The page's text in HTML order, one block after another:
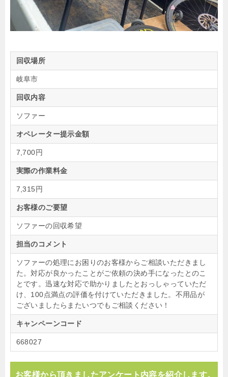
回収場所
岐阜市
回収内容
ソファー
オペレーター提示金額
7,700円
実際の作業料金
7,315円
お客様のご要望
ソファーの回収希望
担当のコメント
ソファーの処理にお困りのお客様からご相談いただきまし
た。対応が良かったことがご依頼の決め手になったとのこ
とです。迅速な対応で助かりましたとおっしゃっていただ
け、100点満点の評価を付けていただきました。不用品が
ございましたらまたいつでもご相談ください！
キャンペーンコード
668027
お客様から頂きましたアンケート内容を紹介します。